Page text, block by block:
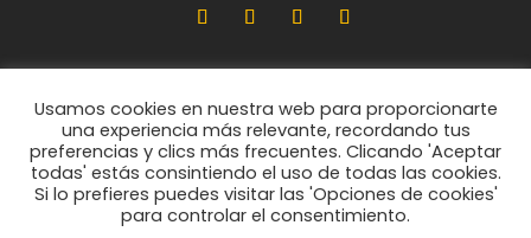
Estamos encantados de leerte
info@vecinosportorrelodones.org
© Vecinos por Torrelodones 2021
Usamos cookies en nuestra web para proporcionarte
una experiencia más relevante, recordando tus
preferencias y clics más frecuentes. Clicando 'Aceptar
todas' estás consintiendo el uso de todas las cookies.
Si lo prefieres puedes visitar las 'Opciones de cookies'
para controlar el consentimiento.